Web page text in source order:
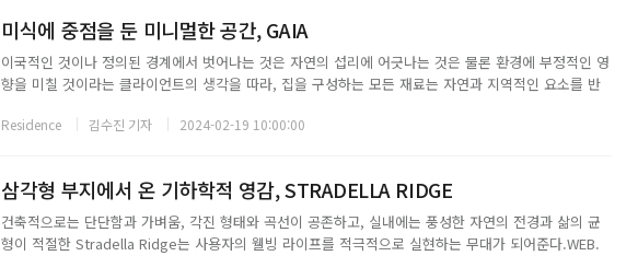
미식에 중점을 둔 미니멀한 공간, GAIA
이국적인 것이나 정의된 경계에서 벗어나는 것은 자연의 섭리에 어긋나는 것은 물론 환경에 부정적인 영
향을 미칠 것이라는 클라이언트의 생각을 따라, 집을 구성하는 모든 재료는 자연과 지역적인 요소를 반
다운 조화를 만들어낸다.WEB. www.faddstudio.c...
Residence 김수진 기자 2024-02-19 10:00:00
삼각형 부지에서 온 기하학적 영감, STRADELLA RIDGE
건축적으로는 단단함과 가벼움, 각진 형태와 곡선이 공존하고, 실내에는 풍성한 자연의 전경과 삶의 균
형이 적절한 Stradella Ridge는 사용자의 웰빙 라이프를 적극적으로 실현하는 무대가 되어준다.WEB.